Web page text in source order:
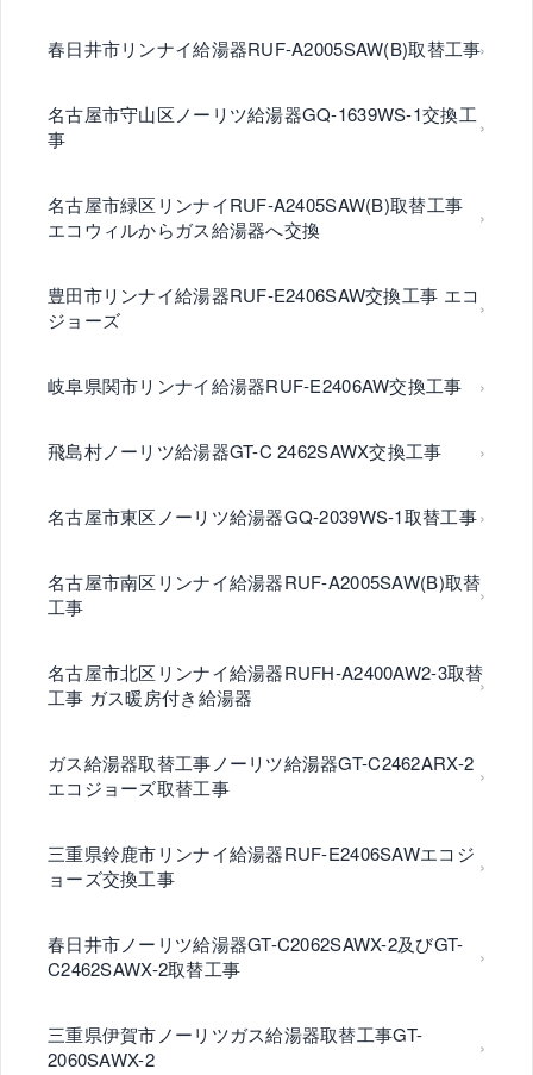
春日井市リンナイ給湯器RUF-A2005SAW(B)取替工事
名古屋市守山区ノーリツ給湯器GQ-1639WS-1交換工
事
名古屋市緑区リンナイRUF-A2405SAW(B)取替工事
エコウィルからガス給湯器へ交換
豊田市リンナイ給湯器RUF-E2406SAW交換工事 エコ
ジョーズ
岐阜県関市リンナイ給湯器RUF-E2406AW交換工事
飛島村ノーリツ給湯器GT-C 2462SAWX交換工事
名古屋市東区ノーリツ給湯器GQ-2039WS-1取替工事
名古屋市南区リンナイ給湯器RUF-A2005SAW(B)取替
工事
名古屋市北区リンナイ給湯器RUFH-A2400AW2-3取替
工事 ガス暖房付き給湯器
ガス給湯器取替工事ノーリツ給湯器GT-C2462ARX-2
エコジョーズ取替工事
三重県鈴鹿市リンナイ給湯器RUF-E2406SAWエコジ
ョーズ交換工事
春日井市ノーリツ給湯器GT-C2062SAWX-2及びGT-
C2462SAWX-2取替工事
三重県伊賀市ノーリツガス給湯器取替工事GT-
2060SAWX-2